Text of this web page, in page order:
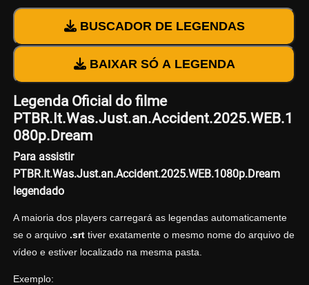
BUSCADOR DE LEGENDAS
BAIXAR SÓ A LEGENDA
Legenda Oficial do filme
PTBR.It.Was.Just.an.Accident.2025.WEB.1
080p.Dream
Para assistir
PTBR.It.Was.Just.an.Accident.2025.WEB.1080p.Dream
legendado
A maioria dos players carregará as legendas automaticamente
se o arquivo .srttiver exatamente o mesmo nome do arquivo de
vídeo e estiver localizado na mesma pasta.
Exemplo: